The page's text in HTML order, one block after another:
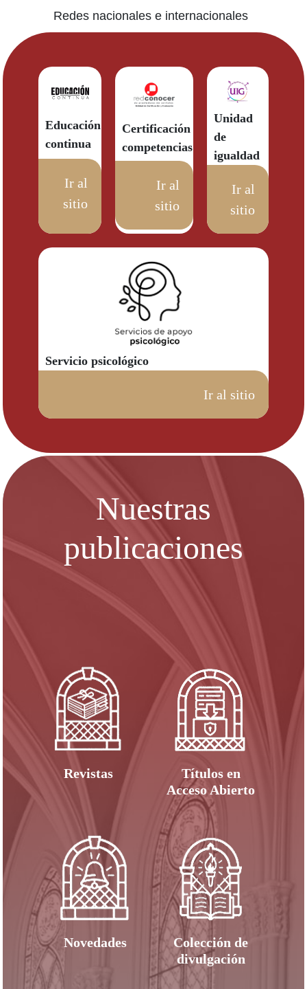
Redes nacionales e internacionales
Educación
continua
Ir al
sitio
Certificación
competencias
Ir al
sitio
Unidad
de
igualdad
Ir al
sitio
Servicio psicológico
Ir al sitio
Nuestras
publicaciones
Revistas
Títulos en
Acceso Abierto
Novedades
Colección de
divulgación